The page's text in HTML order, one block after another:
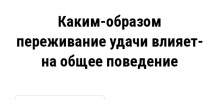
Каким-образом
переживание удачи влияет-
на общее поведение
章